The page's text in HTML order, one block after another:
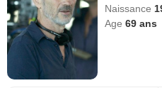
Naissance
Age69 ans